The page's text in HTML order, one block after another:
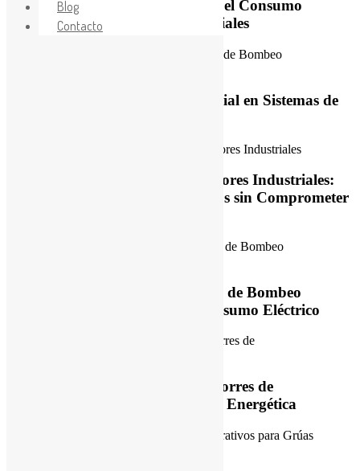
Machine Learning para Reducir el Consumo
Eléctrico en Ventiladores Industriales
Cómo Aplicar Inteligencia Artificial en Sistemas de
Eficiencia Energética en Ventiladores Industriales:
Cómo Reducir Costos Energéticos sin Comprometer
Eficiencia Energética en Sistemas de Bombeo
Industrial: Cómo Reducir el Consumo Eléctrico
Variadores de Frecuencia para Torres de
Enfriamiento: Guía de Eficiencia Energética
Blog
Contacto